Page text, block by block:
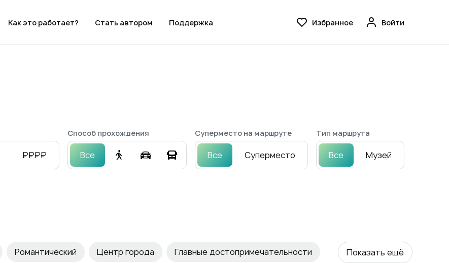
Как это работает? Стать автором Поддержка Избранное Войти
₽₽₽₽
Способ прохождения
Все
Суперместо на маршруте
Все Суперместо
Тип маршрута
Все Музей
Романтический Центр города Главные достопримечательности Показать ещё